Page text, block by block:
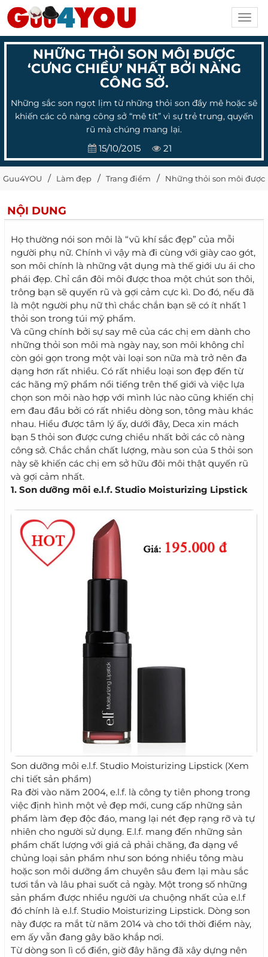
NHỮNG THỎI SON MÔI ĐƯỢC
‘CƯNG CHIỀU’ NHẤT BỞI NÀNG
CÔNG SỞ.
Những sắc son ngọt lịm từ những thỏi son đầy mê hoặc sẽ
khiến các cô nàng công sở “mê tít” vì sự trẻ trung, quyến
rũ mà chúng mang lại.
15/10/2015 21
Guu4YOU Làm đẹp Trang điểm Những thỏi son môi được
NỘI DUNG
Họ thường nói son môi là “vũ khí sắc đẹp” của mỗi
người phụ nữ. Chính vì vậy mà đi cùng với giày cao gót,
son môi chính là những vật dụng mà thế giới ưu ái cho
phái đẹp. Chỉ cần đôi môi được thoa một chút son thôi,
trông bạn sẽ quyến rũ và gợi cảm cực kì. Do đó, nếu đã
là một người phụ nữ thì chắc chắn bạn sẽ có ít nhất 1
thỏi son trong túi mỹ phẩm.
Và cũng chính bởi sự say mê của các chị em dành cho
những thỏi son môi mà ngày nay, son môi không chỉ
còn gói gọn trong một vài loại son nữa mà trở nên đa
dạng hơn rất nhiều. Có rất nhiều loại son đẹp đến từ
các hãng mỹ phẩm nổi tiếng trên thế giới và việc lựa
chọn son môi nào hợp với mình lúc nào cũng khiến chị
em đau đầu bởi có rất nhiều dòng son, tông màu khác
nhau. Hiểu được tâm lý ấy, dưới đây, Deca xin mách
bạn 5 thỏi son được cưng chiều nhất bởi các cô nàng
công sở. Chắc chắn chất lượng, màu son của 5 thỏi son
này sẽ khiến các chị em sở hữu đôi môi thật quyến rũ
và gợi cảm nhất.
1. Son dưỡng môi e.l.f. Studio Moisturizing Lipstick
Son dưỡng môi e.l.f. Studio Moisturizing Lipstick (Xem
chi tiết sản phẩm)
Ra đời vào năm 2004, e.l.f. là công ty tiên phong trong
việc định hình một vẻ đẹp mới, cung cấp những sản
phẩm làm đẹp độc đáo, mang lại nét đẹp rạng rỡ và tự
nhiên cho người sử dụng. E.l.f. mang đến những sản
phẩm chất lượng với giá cả phải chăng, đa dạng về
chủng loại sản phẩm như son bóng nhiều tông màu
hoặc son môi dưỡng ẩm chuyên sâu đem lại màu sắc
tươi tắn và lâu phai suốt cả ngày. Một trong số những
sản phẩm được nhiều người ưa chuộng nhất của e.l.f
đó chính là e.l.f. Studio Moisturizing Lipstick. Dòng son
này được ra mắt từ năm 2014 và cho tới thời điểm này,
em ấy vẫn đang gây bão khắp nơi.
Từ dòng son lì cổ điển, giờ đây hãng đã xây dựng nên